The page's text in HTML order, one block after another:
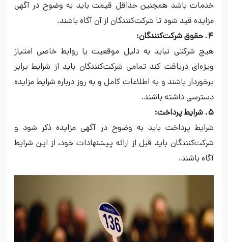
خدمات باشد همچنین حداقل قیمت باید به وضوح در آگهی
مزایده قید شود تا شرکت‌کنندگان از آن آگاه باشند.
۴. حقوق شرکت‌کنندگان:
هیچ شرکتی نباید به دلیل موقعیت یا روابط خاصی امتیاز
ویژه‌ای دریافت کند تمامی شرکت‌کنندگان باید از شرایط برابر
برخوردار باشند و به اطلاعات کامل و به روز درباره شرایط مزایده
دسترسی داشته باشند.
۵. شرایط پرداخت:
شرایط پرداخت باید به وضوح در آگهی مزایده ذکر شود و
شرکت‌کنندگان باید قبل از ارائه پیشنهادات خود، از این شرایط
آگاه باشند.